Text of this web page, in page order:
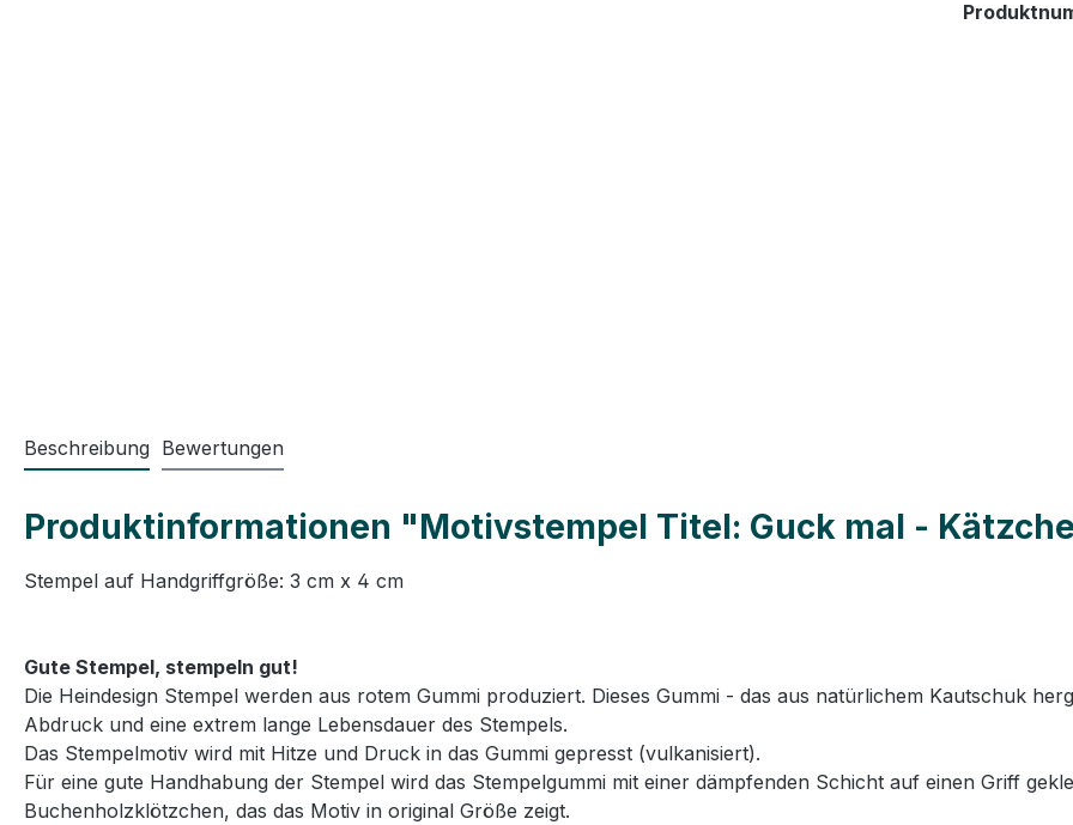
Beschreibung Bewertungen
Produktinformationen "Motivstempel Titel: Guck mal -
Stempel auf Handgriffgröße: 3 cm x 4 cm
Gute Stempel, stempeln gut!
Die Heindesign Stempel werden aus rotem Gummi produziert. Dieses Gummi - das aus natürlichem Kautschuk
Abdruck und eine extrem lange Lebensdauer des Stempels.
Das Stempelmotiv wird mit Hitze und Druck in das Gummi gepresst (vulkanisiert).
Für eine gute Handhabung der Stempel wird das Stempelgummi mit einer dämpfenden Schicht auf einen Griff
Buchenholzklötzchen, das das Motiv in original Größe zeigt.